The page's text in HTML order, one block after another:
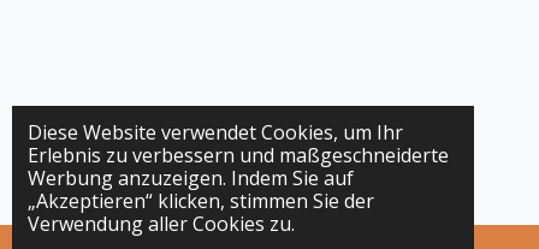
Diese Website verwendet Cookies, um Ihr
Erlebnis zu verbessern und maßgeschneiderte
Werbung anzuzeigen. Indem Sie auf
„Akzeptieren“ klicken, stimmen Sie der
Verwendung aller Cookies zu.